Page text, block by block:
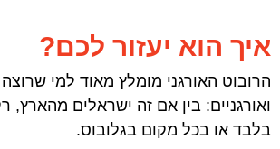
איך הוא יעזור לכם?
הרובוט האורגני מומלץ מאוד למי
ואורגניים: בין אם זה ישראלים מהארץ,
בלבד או בכל מקום בגלובוס.